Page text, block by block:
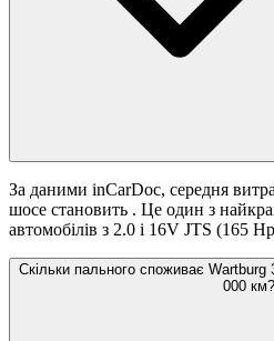
За даними inCarDoc, середня
шосе становить . Це один з
автомобілів з 2.0 i 16V JTS (165
Скільки пального споживає
000 км?